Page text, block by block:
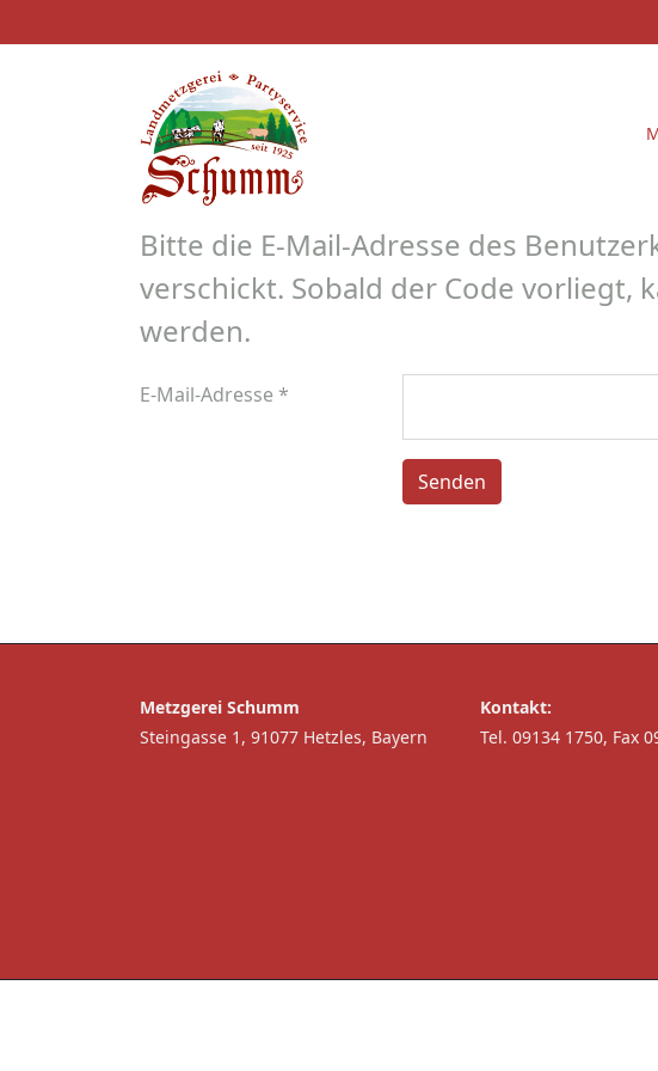
Bitte die E-Mail-Adresse des
verschickt. Sobald der Code vorliegt,
werden.
E-Mail-Adresse *
Senden
Metzgerei Schumm
Steingasse 1, 91077 Hetzles, Bayern
Kontakt:
Tel. 09134 1750, Fax